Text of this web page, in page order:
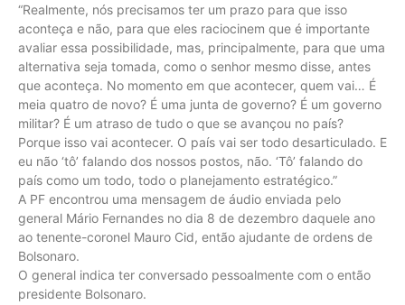
“Realmente, nós precisamos ter um prazo para que isso
aconteça e não, para que eles raciocinem que é importante
avaliar essa possibilidade, mas, principalmente, para que uma
alternativa seja tomada, como o senhor mesmo disse, antes
que aconteça. No momento em que acontecer, quem vai… É
meia quatro de novo? É uma junta de governo? É um governo
militar? É um atraso de tudo o que se avançou no país?
Porque isso vai acontecer. O país vai ser todo desarticulado. E
eu não ‘tô’ falando dos nossos postos, não. ‘Tô’ falando do
país como um todo, todo o planejamento estratégico.”
A PF encontrou uma mensagem de áudio enviada pelo
general Mário Fernandes no dia 8 de dezembro daquele ano
ao tenente-coronel Mauro Cid, então ajudante de ordens de
Bolsonaro.
O general indica ter conversado pessoalmente com o então
presidente Bolsonaro.